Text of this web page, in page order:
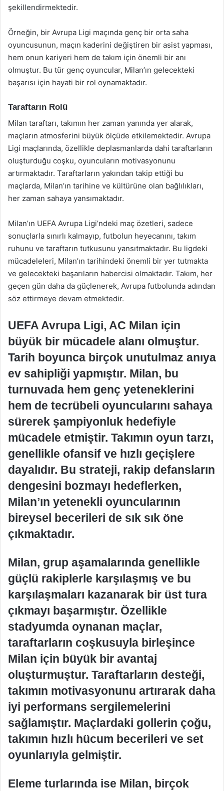
şekillendirmektedir.
Örneğin, bir Avrupa Ligi maçında genç bir orta saha
oyuncusunun, maçın kaderini değiştiren bir asist yapması,
hem onun kariyeri hem de takım için önemli bir anı
olmuştur. Bu tür genç oyuncular, Milan’ın gelecekteki
başarısı için hayati bir rol oynamaktadır.
Taraftarın Rolü
Milan taraftarı, takımın her zaman yanında yer alarak,
maçların atmosferini büyük ölçüde etkilemektedir. Avrupa
Ligi maçlarında, özellikle deplasmanlarda dahi taraftarların
oluşturduğu coşku, oyuncuların motivasyonunu
artırmaktadır. Taraftarların yakından takip ettiği bu
maçlarda, Milan’ın tarihine ve kültürüne olan bağlılıkları,
her zaman sahaya yansımaktadır.
Milan’ın UEFA Avrupa Ligi’ndeki maç özetleri, sadece
sonuçlarla sınırlı kalmayıp, futbolun heyecanını, takım
ruhunu ve taraftarın tutkusunu yansıtmaktadır. Bu ligdeki
mücadeleleri, Milan’ın tarihindeki önemli bir yer tutmakta
ve gelecekteki başarıların habercisi olmaktadır. Takım, her
geçen gün daha da güçlenerek, Avrupa futbolunda adından
söz ettirmeye devam etmektedir.
UEFA Avrupa Ligi, AC Milan için
büyük bir mücadele alanı olmuştur.
Tarih boyunca birçok unutulmaz anıya
ev sahipliği yapmıştır. Milan, bu
turnuvada hem genç yeteneklerini
hem de tecrübeli oyuncularını sahaya
sürerek şampiyonluk hedefiyle
mücadele etmiştir. Takımın oyun tarzı,
genellikle ofansif ve hızlı geçişlere
dayalıdır. Bu strateji, rakip defansların
dengesini bozmayı hedeflerken,
Milan’ın yetenekli oyuncularının
bireysel becerileri de sık sık öne
çıkmaktadır.
Milan, grup aşamalarında genellikle
güçlü rakiplerle karşılaşmış ve bu
karşılaşmaları kazanarak bir üst tura
çıkmayı başarmıştır. Özellikle
stadyumda oynanan maçlar,
taraftarların coşkusuyla birleşince
Milan için büyük bir avantaj
oluşturmuştur. Taraftarların desteği,
takımın motivasyonunu artırarak daha
iyi performans sergilemelerini
sağlamıştır. Maçlardaki gollerin çoğu,
takımın hızlı hücum becerileri ve set
oyunlarıyla gelmiştir.
Eleme turlarında ise Milan, birçok